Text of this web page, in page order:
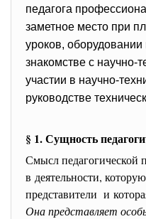
педагога
заметное место при
уроков, оборудовании
знакомстве с научно-
участии в научно-
руководстве
§ 1. Сущность
Смысл педагогической
в деятельности,
представители и
Она представляет